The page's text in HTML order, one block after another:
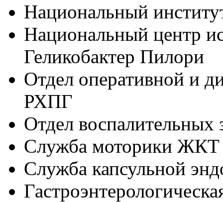
Национальный
Национальный центр
Геликобактер Пилори
Отдел оперативной и
РХПГ
Отдел воспалительных
Служба моторики ЖКТ
Служба капсульной